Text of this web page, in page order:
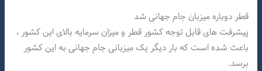
قطر دوباره میزبان جام جهانی شد
پیشرفت های قابل توجه کشور قطر و میزان سرمایه بالای این کشور ،
باعث شده است که بار دیگر یک میزبانی جام جهانی به این کشور
برسد.